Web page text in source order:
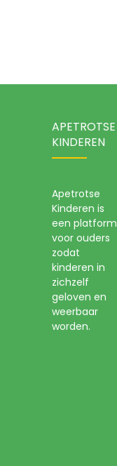
APETROTSE
KINDEREN
Apetrotse
Kinderen is
een platform
voor ouders
zodat
kinderen in
zichzelf
geloven en
weerbaar
worden.